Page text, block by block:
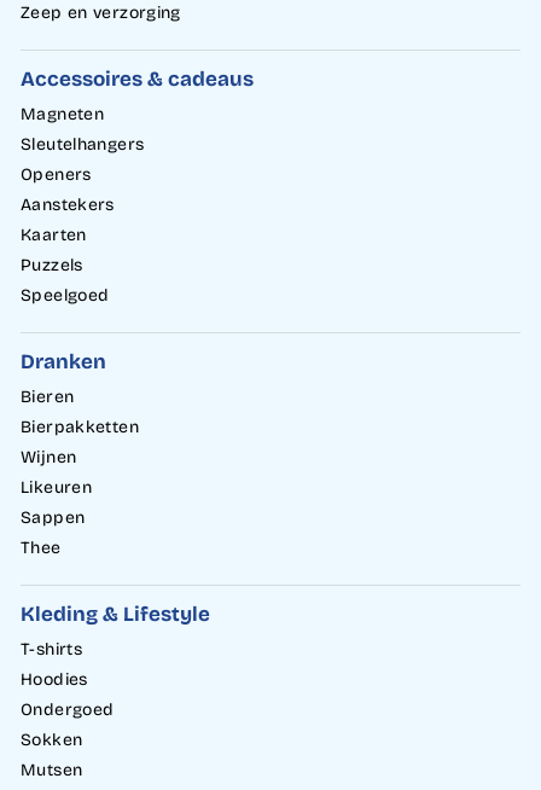
Zeep en verzorging
Accessoires & cadeaus
Magneten
Sleutelhangers
Openers
Aanstekers
Kaarten
Puzzels
Speelgoed
Dranken
Bieren
Bierpakketten
Wijnen
Likeuren
Sappen
Thee
Kleding & Lifestyle
T-shirts
Hoodies
Ondergoed
Sokken
Mutsen